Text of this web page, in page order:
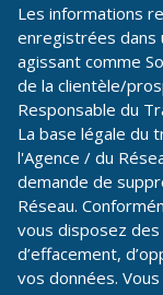
Les informations
enregistrées dans
agissant comme
de la clientèle/
Responsable du
La base légale du
l'Agence / du
demande de
Réseau.
vous disposez
d’effacement,
vos données.